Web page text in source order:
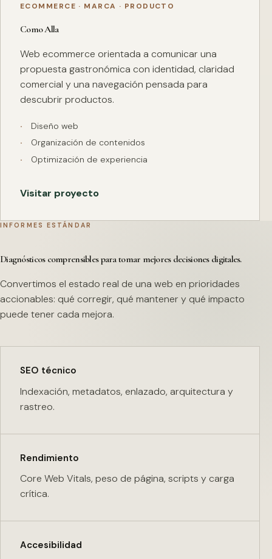
ECOMMERCE · MARCA · PRODUCTO
Como Alla
Web ecommerce orientada a comunicar una
propuesta gastronómica con identidad, claridad
comercial y una navegación pensada para
descubrir productos.
Diseño web
Organización de contenidos
Optimización de experiencia
Visitar proyecto
INFORMES ESTÁNDAR
Diagnósticos comprensibles para tomar mejores decisiones digitales.
Convertimos el estado real de una web en prioridades
accionables: qué corregir, qué mantener y qué impacto
puede tener cada mejora.
SEO técnico
Indexación, metadatos, enlazado, arquitectura y
rastreo.
Rendimiento
Core Web Vitals, peso de página, scripts y carga
crítica.
Accesibilidad